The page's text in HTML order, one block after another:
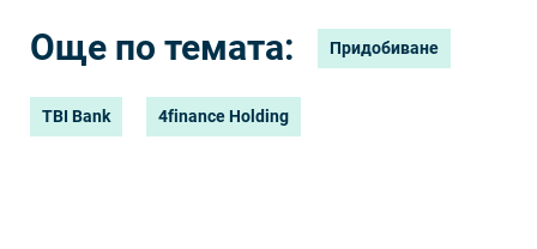
Още по темата: Придобиване
TBI Bank 4finance Holding